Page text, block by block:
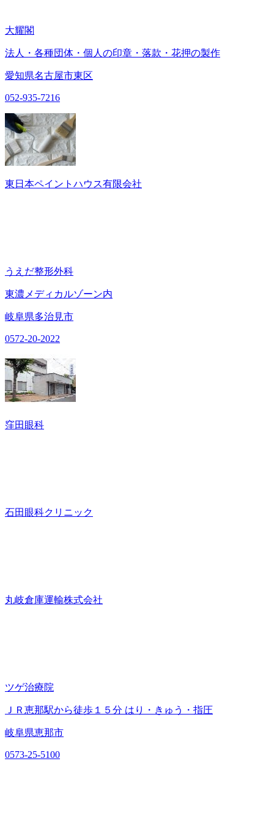
大耀閣
法人・各種団体・個人の印章・落款・花押の製作
愛知県名古屋市東区
052-935-7216
東日本ペイントハウス有限会社
うえだ整形外科
東濃メディカルゾーン内
岐阜県多治見市
0572-20-2022
窪田眼科
石田眼科クリニック
丸岐倉庫運輸株式会社
ツゲ治療院
ＪＲ恵那駅から徒歩１５分 はり・きゅう・指圧
岐阜県恵那市
0573-25-5100